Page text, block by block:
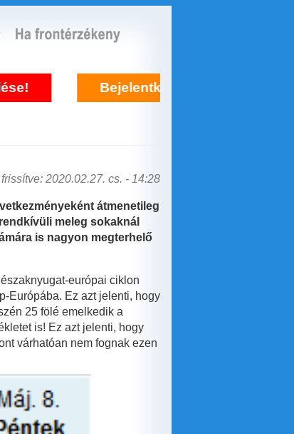
Bejelentkezés frontérzékenység kezelésére
2020.02.27. cs. - 14:28
átmenetileg
meleg sokaknál
is nagyon megterhelő
európai ciklon
Európába. Ez azt jelenti, hogy
25 fölé emelkedik a
is! Ez azt jelenti, hogy
várhatóan nem fognak ezen